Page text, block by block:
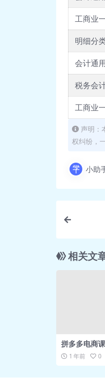
工商业
明细分
会计通
税务会
工商业
声明：
权纠纷，
小助
相关文
拼多多电商
小白必看，
速入门
1 年前 0